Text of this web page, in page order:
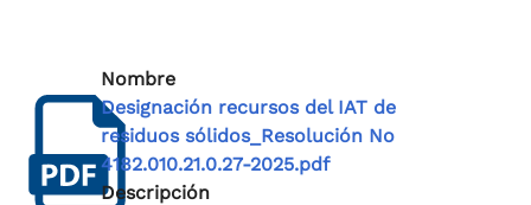
Nombre
Designación recursos del IAT de
residuos sólidos_Resolución No
4182.010.21.0.27-2025.pdf
Descripción